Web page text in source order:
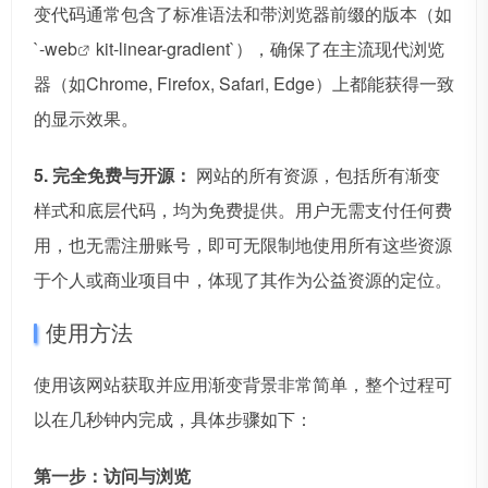
变代码通常包含了标准语法和带浏览器前缀的版本（如
`-web
kit-linear-gradient`），确保了在主流现代浏览
器（如Chrome, Firefox, Safari, Edge）上都能获得一致
的显示效果。
5. 完全免费与开源： 网站的所有资源，包括所有渐变
样式和底层代码，均为免费提供。用户无需支付任何费
用，也无需注册账号，即可无限制地使用所有这些资源
于个人或商业项目中，体现了其作为公益资源的定位。
使用方法
使用该网站获取并应用渐变背景非常简单，整个过程可
以在几秒钟内完成，具体步骤如下：
第一步：访问与浏览